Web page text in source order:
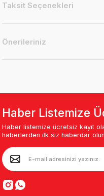
Taksit Seçenekleri
Önerileriniz
Haber Listemize
Haber listemize ücretsiz kayıt
haberlerden ilk siz haberdar